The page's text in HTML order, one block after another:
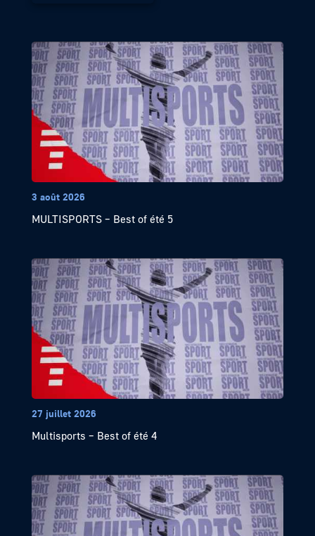
3 août 2026
MULTISPORTS – Best of été 5
27 juillet 2026
Multisports – Best of été 4